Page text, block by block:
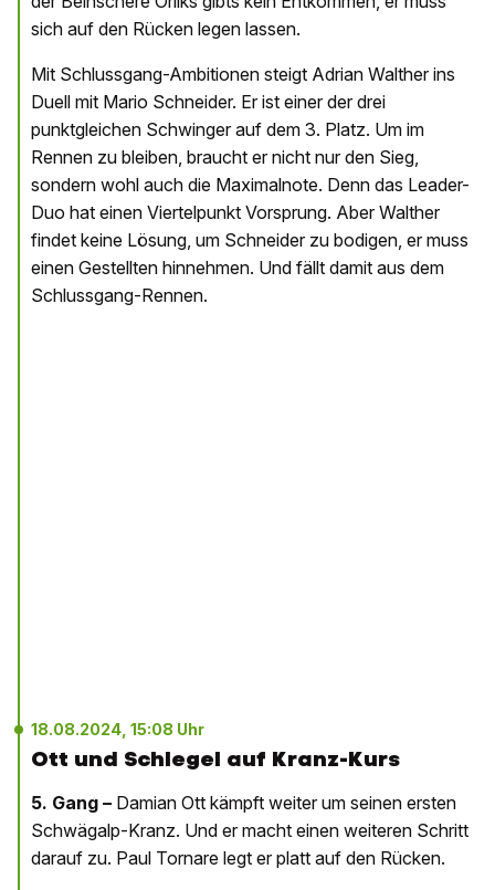
sich auf den Rücken legen lassen.
Mit Schlussgang-Ambitionen steigt Adrian Walther ins
Duell mit Mario Schneider. Er ist einer der drei
punktgleichen Schwinger auf dem 3. Platz. Um im
Rennen zu bleiben, braucht er nicht nur den Sieg,
sondern wohl auch die Maximalnote. Denn das Leader-
Duo hat einen Viertelpunkt Vorsprung. Aber Walther
findet keine Lösung, um Schneider zu bodigen, er muss
einen Gestellten hinnehmen. Und fällt damit aus dem
Schlussgang-Rennen.
18.08.2024, 15:08 Uhr
Ott und Schlegel auf Kranz-Kurs
5. Gang – Damian Ott kämpft weiter um seinen ersten
Schwägalp-Kranz. Und er macht einen weiteren Schritt
darauf zu. Paul Tornare legt er platt auf den Rücken.